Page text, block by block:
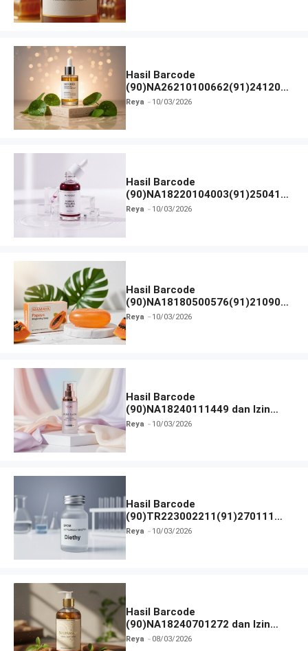
Hasil Barcode
(90)NA26210100662(91)241203
dan Izin BPOM
Reya 10/03/2026
Hasil Barcode
(90)NA18220104003(91)250418
dan Izin BPOM
Reya 10/03/2026
Hasil Barcode
(90)NA18180500576(91)210906
dan Izin BPOM
Reya 10/03/2026
Hasil Barcode
(90)NA18240111449 dan Izin
BPOM
Reya 10/03/2026
Hasil Barcode
(90)TR223002211(91)270111
dan Izin BPOM
Reya 10/03/2026
Hasil Barcode
(90)NA18240701272 dan Izin
BPOM
Reya 08/03/2026